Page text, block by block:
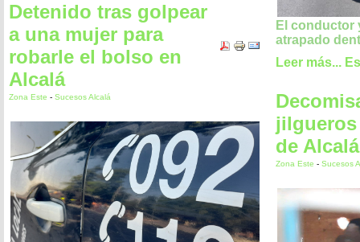
Detenido tras golpear
a una mujer para
robarle el bolso en
Alcalá
Zona Este - Sucesos Alcalá
El conductor
atrapado
Leer más...
de Alcalá
Zona Este - Sucesos